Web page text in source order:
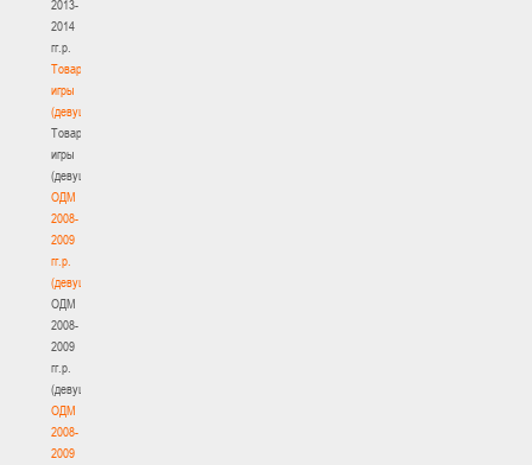
2013-
2014
гг.р.
Товарищеские
игры
(девушки)
Товарищеские
игры
(девушки)
ОДМ
2008-
2009
гг.р.
(девушки)
ОДМ
2008-
2009
гг.р.
(девушки)
ОДМ
2008-
2009